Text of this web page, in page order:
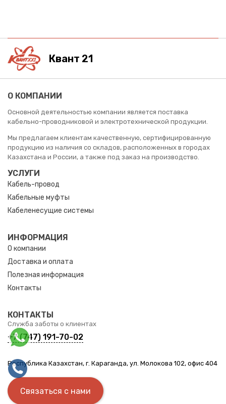
Квант 21
О КОМПАНИИ
Основной деятельностью компании является поставка
кабельно-проводниковой и электротехнической продукции.
Мы предлагаем клиентам качественную, сертифицированную
продукцию из наличия со складов, расположенных в городах
Казахстана и России, а также под заказ на производство.
УСЛУГИ
Кабель-провод
Кабельные муфты
Кабеленесущие системы
ИНФОРМАЦИЯ
О компании
Доставка и оплата
Полезная информация
Контакты
КОНТАКТЫ
Служба заботы о клиентах
+7 (747) 191-70-02
Республика Казахстан, г. Караганда, ул. Молокова 102, офис 404
Связаться с нами